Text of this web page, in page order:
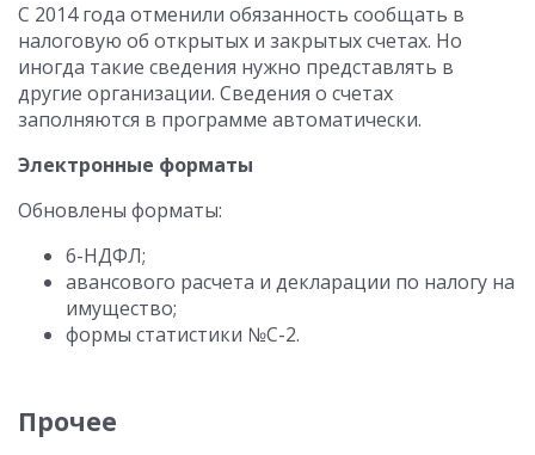
С 2014 года отменили обязанность сообщать в
налоговую об открытых и закрытых счетах. Но
иногда такие сведения нужно представлять в
другие организации. Сведения о счетах
заполняются в программе автоматически.
Электронные форматы
Обновлены форматы:
6-НДФЛ;
авансового расчета и декларации по налогу на
имущество;
формы статистики №С-2.
Прочее